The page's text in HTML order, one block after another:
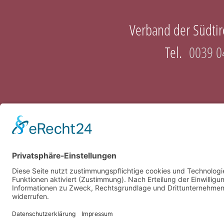
Verband der
Tel. 0039